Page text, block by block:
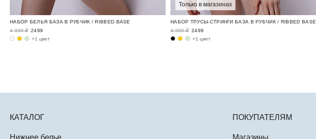
НАБОР БЕЛЬЯ БАЗА В РУБЧИК / RIBBED BASE
4 999 ₽ 2499
+1 цвет
Только в магазинах
НАБОР ТРУСЫ-СТРИНГИ БАЗА В РУБЧИК / RIBBED BASE
4 999 ₽ 2499
+1 цвет
КАТАЛОГ
Нижнее белье
ПОКУПАТЕЛЯМ
Магазины